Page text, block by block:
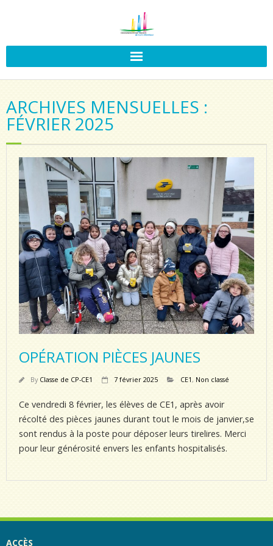
ARCHIVES MENSUELLES :
FÉVRIER 2025
OPÉRATION PIÈCES JAUNES
By Classe de CP-CE1 7 février 2025 CE1 , Non classé
Ce vendredi 8 février, les élèves de CE1, après avoir
récolté des pièces jaunes durant tout le mois de janvier,se
sont rendus à la poste pour déposer leurs tirelires. Merci
pour leur générosité envers les enfants hospitalisés.
ACCÈS